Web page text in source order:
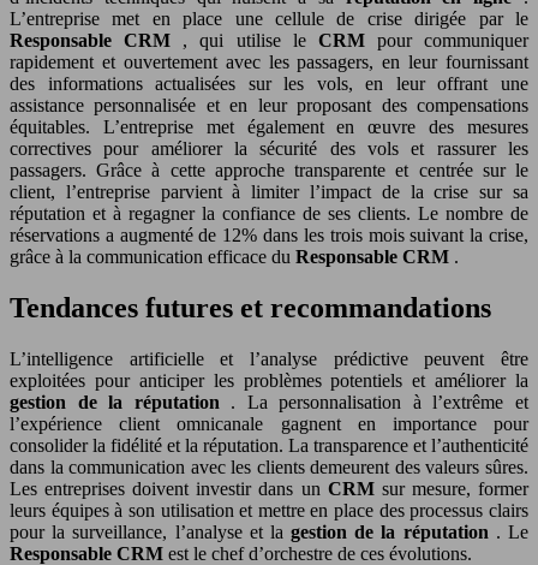
L’entreprise met en place une cellule de crise dirigée par le
Responsable CRM , qui utilise le CRM pour communiquer
rapidement et ouvertement avec les passagers, en leur fournissant
des informations actualisées sur les vols, en leur offrant une
assistance personnalisée et en leur proposant des compensations
équitables. L’entreprise met également en œuvre des mesures
correctives pour améliorer la sécurité des vols et rassurer les
passagers. Grâce à cette approche transparente et centrée sur le
client, l’entreprise parvient à limiter l’impact de la crise sur sa
réputation et à regagner la confiance de ses clients. Le nombre de
réservations a augmenté de 12% dans les trois mois suivant la crise,
grâce à la communication efficace du Responsable CRM .
Tendances futures et recommandations
L’intelligence artificielle et l’analyse prédictive peuvent être
exploitées pour anticiper les problèmes potentiels et améliorer la
gestion de la réputation . La personnalisation à l’extrême et
l’expérience client omnicanale gagnent en importance pour
consolider la fidélité et la réputation. La transparence et l’authenticité
dans la communication avec les clients demeurent des valeurs sûres.
Les entreprises doivent investir dans un CRM sur mesure, former
leurs équipes à son utilisation et mettre en place des processus clairs
pour la surveillance, l’analyse et lagestion de la réputation . Le
Responsable CRM est le chef d’orchestre de ces évolutions.